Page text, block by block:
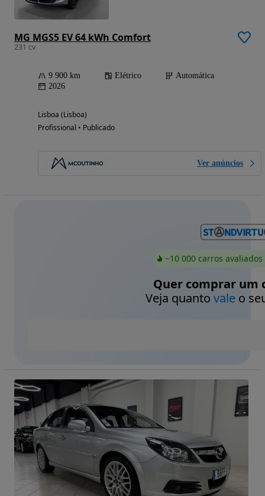
MG MGS5 EV 64 kWh Comfort
231 cv
9 900 km Elétrico
Automática
2026
Lisboa (Lisboa)
Profissional • Publicado
Ver anúncios
~10 000 carros
Quer comprar um
Veja quanto valeo